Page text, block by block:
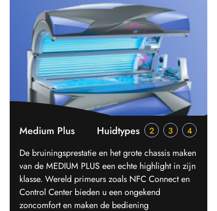
Medium Plus Huidtypes 2 3 4
De bruiningsprestatie en het grote chassis maken
van de MEDIUM PLUS een echte highlight in zijn
klasse. Wereld primeurs zoals NFC Connect en
Control Center bieden u een ongekend
zoncomfort en maken de bediening